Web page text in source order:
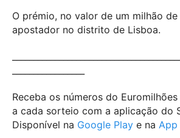
O prémio, no valor de um milhão de
apostador no distrito de Lisboa.
Receba os números do
a cada sorteio com a aplicação do
Disponível na Google Play e na App